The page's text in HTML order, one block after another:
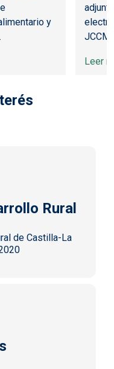
2025
y
PDR 2014-
JCCM
Leer
sobre
Rural
de Castilla-La